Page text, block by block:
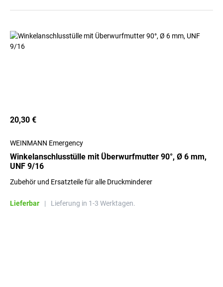
20,30 €
WEINMANN Emergency
Winkelanschlusstülle mit Überwurfmutter 90°, Ø 6 mm,
UNF 9/16
Zubehör und Ersatzteile für alle Druckminderer
Lieferbar | Lieferung in 1-3 Werktagen.